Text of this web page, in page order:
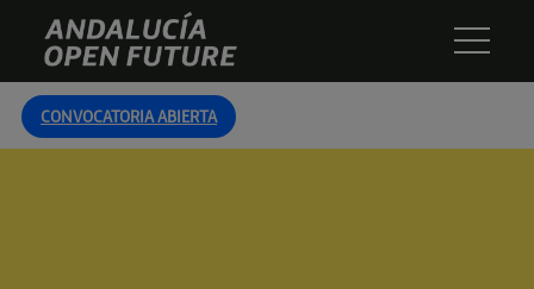
content
Andalucía
Open
Future
CONVOCATORIA ABIERTA